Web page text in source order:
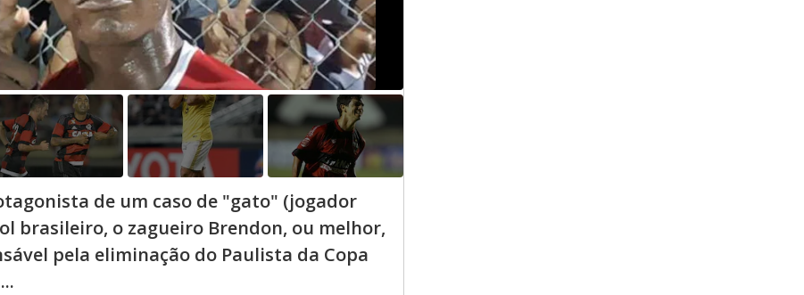
de um caso de "gato" (jogador
brasileiro, o zagueiro Brendon, ou melhor,
pela eliminação do Paulista da Copa